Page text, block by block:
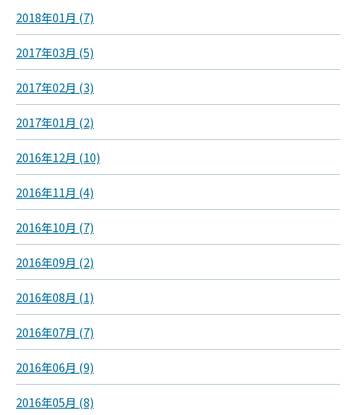
2018年01月 (7)
2017年03月 (5)
2017年02月 (3)
2017年01月 (2)
2016年12月 (10)
2016年11月 (4)
2016年10月 (7)
2016年09月 (2)
2016年08月 (1)
2016年07月 (7)
2016年06月 (9)
2016年05月 (8)